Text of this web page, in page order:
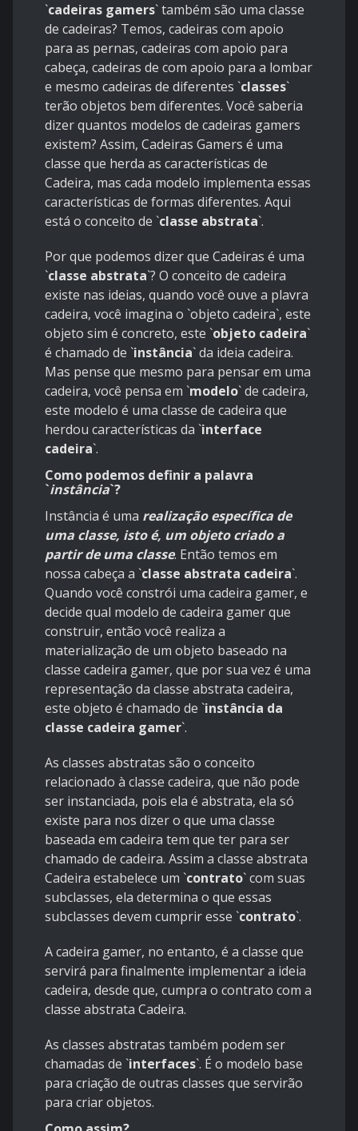
`cadeiras gamers`também são uma classe
de cadeiras? Temos, cadeiras com apoio
para as pernas, cadeiras com apoio para
cabeça, cadeiras de com apoio para a lombar
e mesmo cadeiras de diferentes `classes`
terão objetos bem diferentes. Você saberia
dizer quantos modelos de cadeiras gamers
existem? Assim, Cadeiras Gamers é uma
classe que herda as características de
Cadeira, mas cada modelo implementa essas
características de formas diferentes. Aqui
está o conceito de `classe abstrata`.
Por que podemos dizer que Cadeiras é uma
`classe abstrata`? O conceito de cadeira
existe nas ideias, quando você ouve a plavra
cadeira, você imagina o `objeto cadeira`, este
objeto sim é concreto, este `objeto cadeira`
é chamado de `instância`da ideia cadeira.
Mas pense que mesmo para pensar em uma
cadeira, você pensa em `modelo`de cadeira,
este modelo é uma classe de cadeira que
herdou características da `interface
cadeira`.
Como podemos definir a palavra
`instância`?
Instância é uma realização específica de
uma classe, isto é, um objeto criado a
partir de uma classe. Então temos em
nossa cabeça a `classe abstrata cadeira`.
Quando você constrói uma cadeira gamer, e
decide qual modelo de cadeira gamer que
construir, então você realiza a
materialização de um objeto baseado na
classe cadeira gamer, que por sua vez é uma
representação da classe abstrata cadeira,
este objeto é chamado de `instância da
classe cadeira gamer`.
As classes abstratas são o conceito
relacionado à classe cadeira, que não pode
ser instanciada, pois ela é abstrata, ela só
existe para nos dizer o que uma classe
baseada em cadeira tem que ter para ser
chamado de cadeira. Assim a classe abstrata
Cadeira estabelece um `contrato`com suas
subclasses, ela determina o que essas
subclasses devem cumprir esse `contrato`.
A cadeira gamer, no entanto, é a classe que
servirá para finalmente implementar a ideia
cadeira, desde que, cumpra o contrato com a
classe abstrata Cadeira.
As classes abstratas também podem ser
chamadas de `interfaces`. É o modelo base
para criação de outras classes que servirão
para criar objetos.